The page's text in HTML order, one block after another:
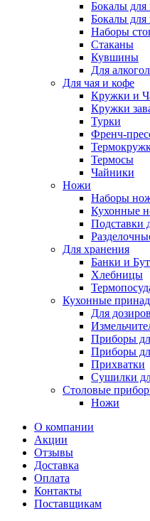
Бокалы для
Бокалы для
Наборы
Стаканы
Кувшины
Для
Для чая и кофе
Кружки и
Кружки
Турки
Френч-
Термосы
Чайники
Ножи
Наборы
Кухонные
Подставки
Для хранения
Банки и
Хлебницы
Кухонные
Для
Приборы
Приборы
Прихватки
Сушилки
Столовые
Ножи
О компании
Акции
Отзывы
Доставка
Оплата
Контакты
Поставщикам